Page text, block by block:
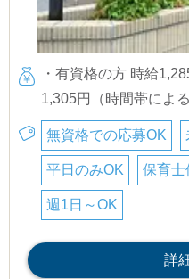
・有資格の方 時給
1,305円（時間帯による
無資格での応募OK
平日のみOK 保育士
週1日～OK
詳